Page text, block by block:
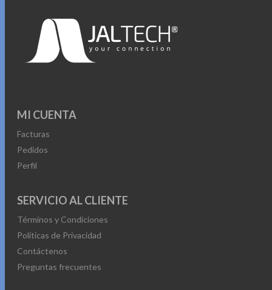
MI CUENTA
Facturas
Pedidos
Perfil
SERVICIO AL CLIENTE
Términos y Condiciones
Políticas de Privacidad
Contáctenos
Preguntas frecuentes